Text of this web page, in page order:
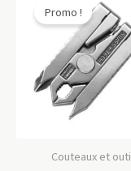
Promo !
Couteaux et